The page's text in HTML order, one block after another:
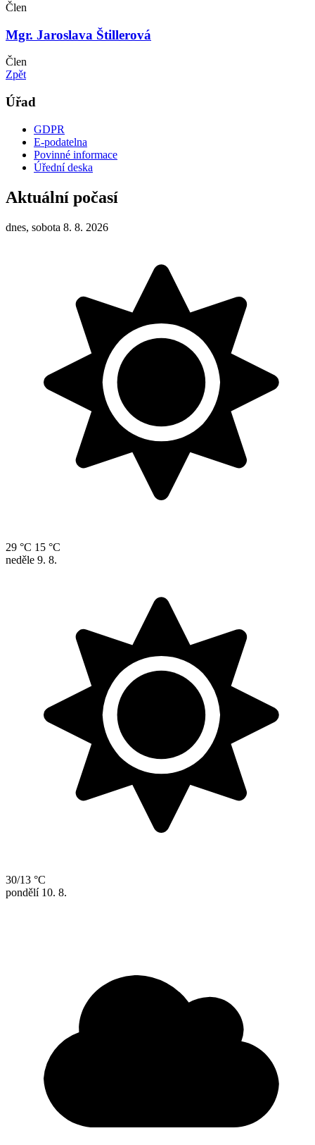
Člen
Mgr. Jaroslava Štillerová
Člen
Zpět
Úřad
GDPR
E-podatelna
Povinné informace
Úřední deska
Aktuální počasí
dnes, sobota 8. 8. 2026
29 °C 15 °C
neděle 9. 8.
30/13 °C
pondělí 10. 8.